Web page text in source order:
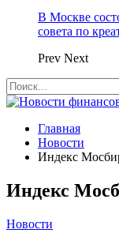
В Москве
совета по
Prev Next
Главная
Новости
Индекс
Индекс
Новости